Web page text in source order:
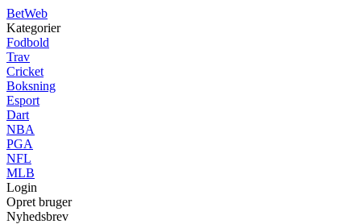
BetWeb
Kategorier
Fodbold
Trav
Cricket
Boksning
Esport
Dart
NBA
PGA
NFL
MLB
Login
Opret bruger
Nyhedsbrev